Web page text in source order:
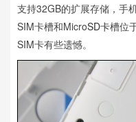
支持32GB的扩展存储，手
SIM卡槽和MicroSD卡槽位
SIM卡有些遗憾。